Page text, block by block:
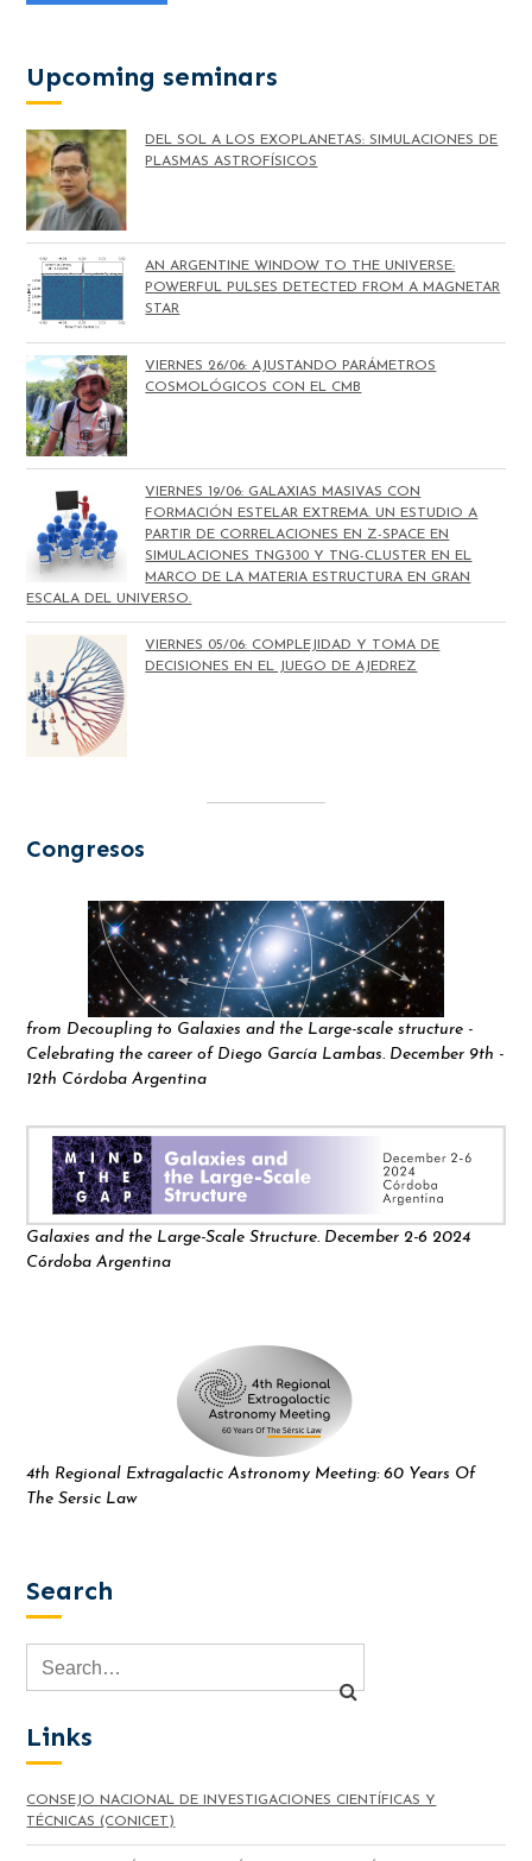
Upcoming seminars
DEL SOL A LOS EXOPLANETAS: SIMULACIONES DE
PLASMAS ASTROFÍSICOS
AN ARGENTINE WINDOW TO THE UNIVERSE:
POWERFUL PULSES DETECTED FROM A MAGNETAR
STAR
VIERNES 26/06: AJUSTANDO PARÁMETROS
COSMOLÓGICOS CON EL CMB
VIERNES 19/06: GALAXIAS MASIVAS CON
FORMACIÓN ESTELAR EXTREMA. UN ESTUDIO A
PARTIR DE CORRELACIONES EN Z-SPACE EN
SIMULACIONES TNG300 Y TNG-CLUSTER EN EL
MARCO DE LA MATERIA ESTRUCTURA EN GRAN
ESCALA DEL UNIVERSO.
VIERNES 05/06: COMPLEJIDAD Y TOMA DE
DECISIONES EN EL JUEGO DE AJEDREZ
Congresos
from Decoupling to Galaxies and the Large-scale structure -
Celebrating the career of Diego García Lambas. December 9th -
12th Córdoba Argentina
Galaxies and the Large-Scale Structure. December 2-6 2024
Córdoba Argentina
4th Regional Extragalactic Astronomy Meeting: 60 Years Of
The Sersic Law
Search
Links
CONSEJO NACIONAL DE INVESTIGACIONES CIENTÍFICAS Y
TÉCNICAS (CONICET)